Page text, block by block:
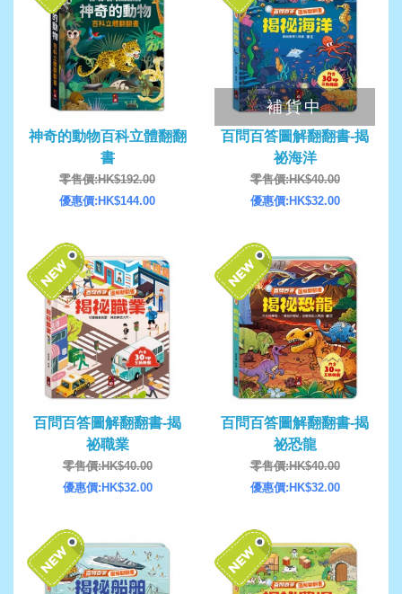
神奇的動物百科立體翻翻
書
零售價:HK$192.00
優惠價:HK$144.00
補貨中
百問百答圖解翻翻書-揭
祕海洋
零售價:HK$40.00
優惠價:HK$32.00
百問百答圖解翻翻書-揭
祕職業
零售價:HK$40.00
優惠價:HK$32.00
百問百答圖解翻翻書-揭
祕恐龍
零售價:HK$40.00
優惠價:HK$32.00